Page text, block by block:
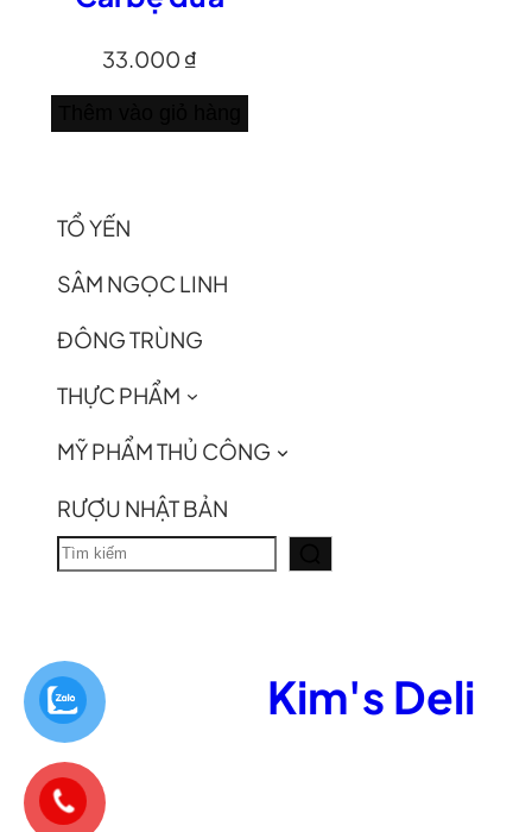
33.000 ₫
TỔ YẾN
SÂM NGỌC LINH
ĐÔNG TRÙNG
THỰC PHẨM
MỸ PHẨM THỦ CÔNG
RƯỢU NHẬT BẢN
T
k
i
ế
m
Kim's Deli